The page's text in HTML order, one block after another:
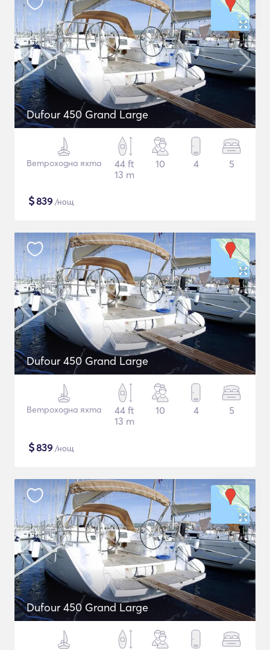
Dufour 450 Grand Large
Ветроходна яхта
44 ft
13 m
10 4 5
$839 /нощ
Dufour 450 Grand Large
Ветроходна яхта
44 ft
13 m
10 4 5
$839 /нощ
Dufour 450 Grand Large